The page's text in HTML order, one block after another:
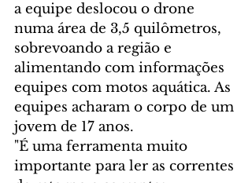
a equipe deslocou o drone
numa área de 3,5 quilômetros,
sobrevoando a região e
alimentando com informações
equipes com motos aquática. As
equipes acharam o corpo de um
jovem de 17 anos.
"É uma ferramenta muito
importante para ler as correntes